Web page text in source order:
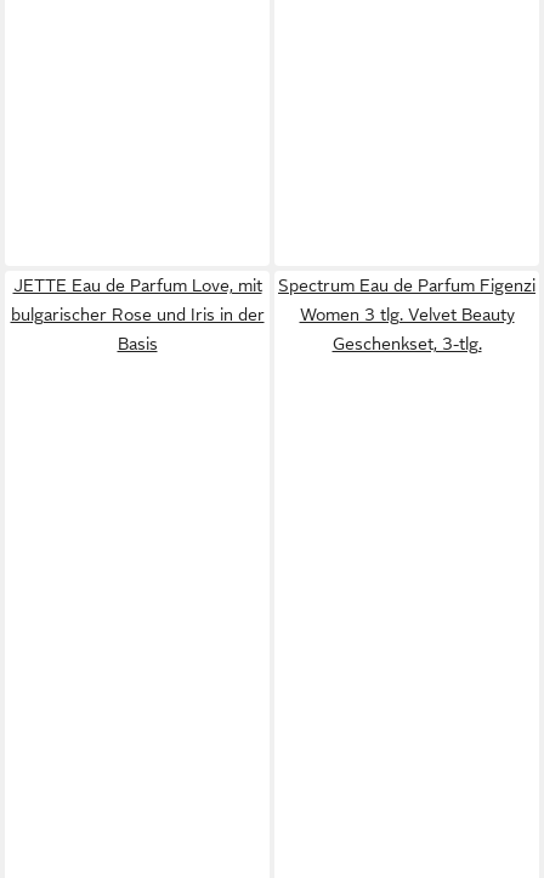
JETTE Eau de Parfum Love, mit
bulgarischer Rose und Iris in der
Basis
Spectrum Eau de Parfum Figenzi
Women 3 tlg. Velvet Beauty
Geschenkset, 3-tlg.